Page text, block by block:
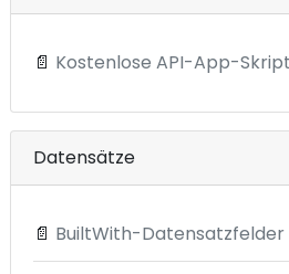
📄 Kostenlose API-App-
Datensätze
📄 BuiltWith-Datensatzfelder